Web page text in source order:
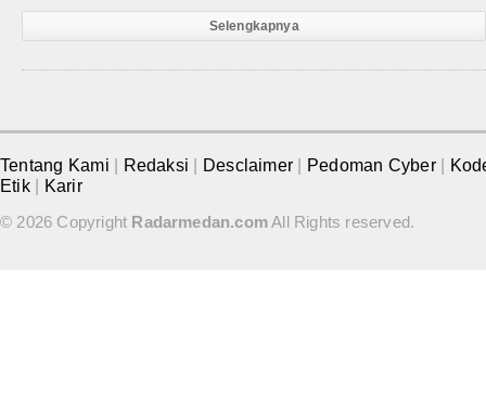
Selengkapnya
Tentang Kami Redaksi Desclaimer Pedoman Cyber
Etik
Karir
© 2026 Copyright Radarmedan.comAll Rights reserved.